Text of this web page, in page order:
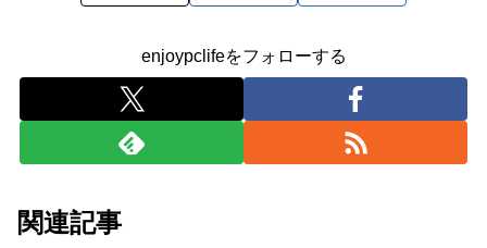
enjoypclifeをフォローする
関連記事